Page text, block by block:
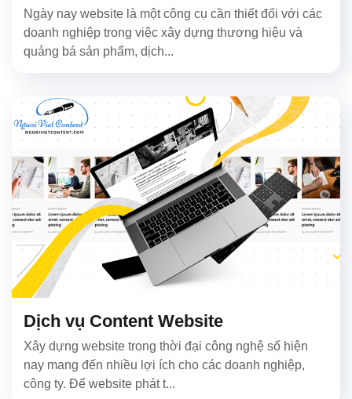
Ngày nay website là một công cụ cần thiết đối với các
doanh nghiệp trong việc xây dựng thương hiệu và
quảng bá sản phẩm, dịch...
Dịch vụ Content Website
Xây dựng website trong thời đại công nghệ số hiện
nay mang đến nhiều lợi ích cho các doanh nghiệp,
công ty. Để website phát t...